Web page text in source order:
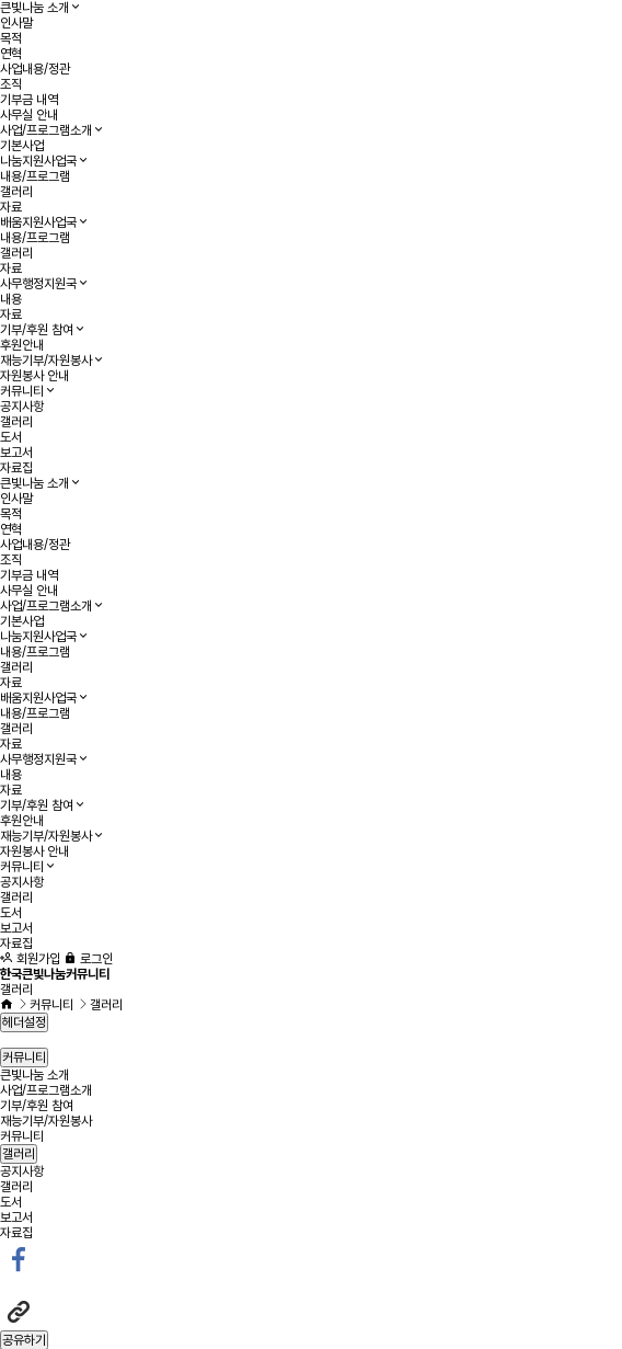
큰빛나눔 소개
인사말
목적
연혁
사업내용/정관
조직
기부금 내역
사무실 안내
사업/프로그램소개
기본사업
나눔지원사업국
내용/프로그램
갤러리
자료
배움지원사업국
내용/프로그램
갤러리
자료
사무행정지원국
내용
자료
기부/후원 참여
후원안내
재능기부/자원봉사
자원봉사 안내
커뮤니티
공지사항
갤러리
도서
보고서
자료집
큰빛나눔 소개
인사말
목적
연혁
사업내용/정관
조직
기부금 내역
사무실 안내
사업/프로그램소개
기본사업
나눔지원사업국
내용/프로그램
갤러리
자료
배움지원사업국
내용/프로그램
갤러리
자료
사무행정지원국
내용
자료
기부/후원 참여
후원안내
재능기부/자원봉사
자원봉사 안내
커뮤니티
공지사항
갤러리
도서
보고서
자료집
회원가입
로그인
한국큰빛나눔커뮤니티
갤러리
커뮤니티
갤러리
헤더설정
커뮤니티
큰빛나눔 소개
사업/프로그램소개
기부/후원 참여
재능기부/자원봉사
커뮤니티
갤러리
공지사항
갤러리
도서
보고서
자료집
공유하기